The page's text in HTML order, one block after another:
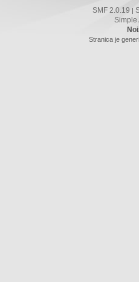
SMF 2.0.19
Simple
Stranica je